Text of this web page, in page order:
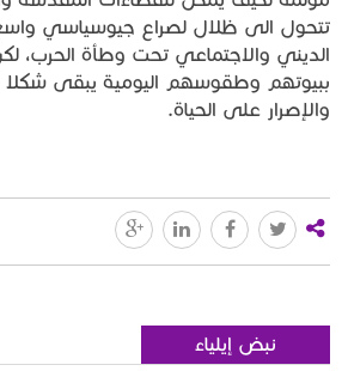
تتحول الى ظلال لصراع جيوسياسي
الديني والاجتماعي تحت وطأة الحرب،
ببيوتهم وطقوسهم اليومية يبقى
والإصرار على الحياة.
نبض إيلياء